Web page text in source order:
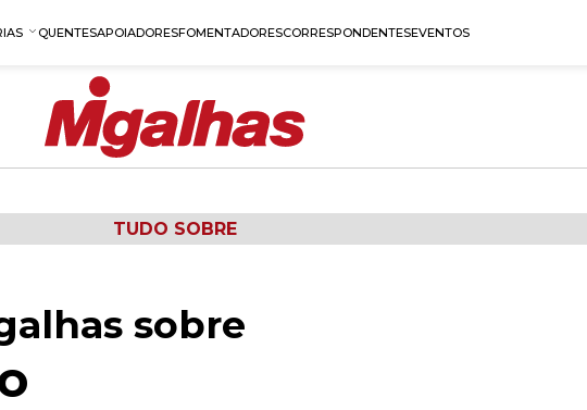
QUENTESAPOIADORESFOMENTADORESCORRESPONDENTESEVENTOS
TUDO SOBRE
sobre